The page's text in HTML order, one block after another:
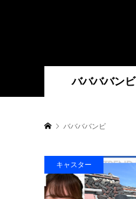
ババババンビ
ババババンビ
キャスター